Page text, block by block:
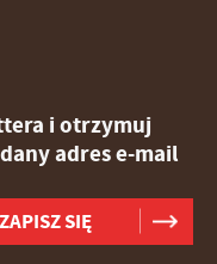
i otrzymuj
adres e-mail